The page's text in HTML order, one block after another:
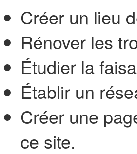
Créer un lieu
Rénover les
Étudier la
Établir un
Créer une
ce site.